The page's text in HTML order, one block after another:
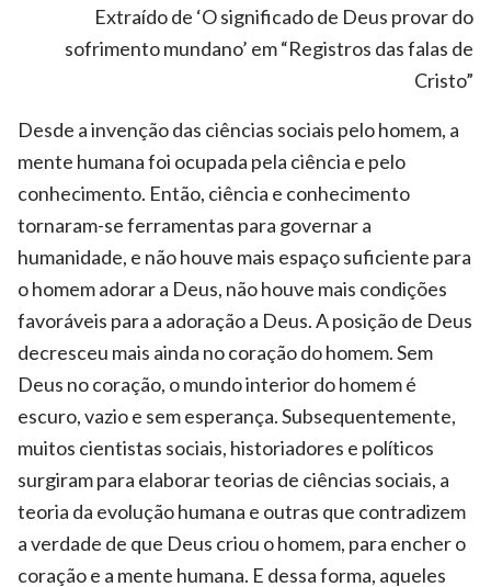
Extraído de ‘O significado de Deus provar do
sofrimento mundano’ em “Registros das falas de
Cristo”
Desde a invenção das ciências sociais pelo homem, a
mente humana foi ocupada pela ciência e pelo
conhecimento. Então, ciência e conhecimento
tornaram-se ferramentas para governar a
humanidade, e não houve mais espaço suficiente para
o homem adorar a Deus, não houve mais condições
favoráveis para a adoração a Deus. A posição de Deus
decresceu mais ainda no coração do homem. Sem
Deus no coração, o mundo interior do homem é
escuro, vazio e sem esperança. Subsequentemente,
muitos cientistas sociais, historiadores e políticos
surgiram para elaborar teorias de ciências sociais, a
teoria da evolução humana e outras que contradizem
a verdade de que Deus criou o homem, para encher o
coração e a mente humana. E dessa forma, aqueles